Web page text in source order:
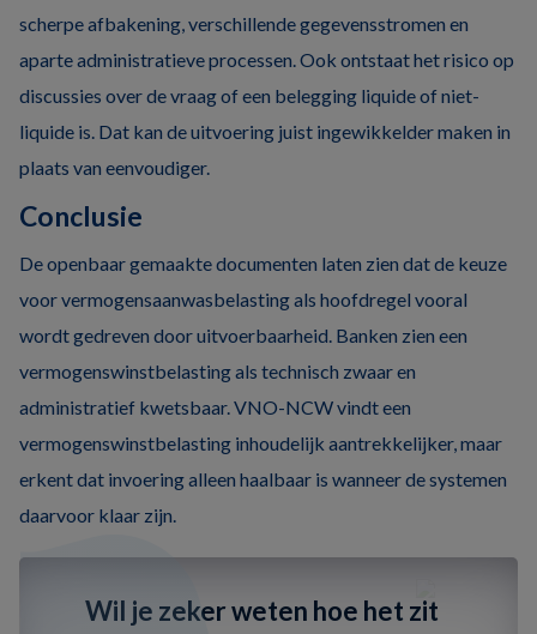
scherpe afbakening, verschillende gegevensstromen en
aparte administratieve processen. Ook ontstaat het risico op
discussies over de vraag of een belegging liquide of niet-
liquide is. Dat kan de uitvoering juist ingewikkelder maken in
plaats van eenvoudiger.
Conclusie
De openbaar gemaakte documenten laten zien dat de keuze
voor vermogensaanwasbelasting als hoofdregel vooral
wordt gedreven door uitvoerbaarheid. Banken zien een
vermogenswinstbelasting als technisch zwaar en
administratief kwetsbaar. VNO-NCW vindt een
vermogenswinstbelasting inhoudelijk aantrekkelijker, maar
erkent dat invoering alleen haalbaar is wanneer de systemen
daarvoor klaar zijn.
Wil je zeker weten hoe het zit